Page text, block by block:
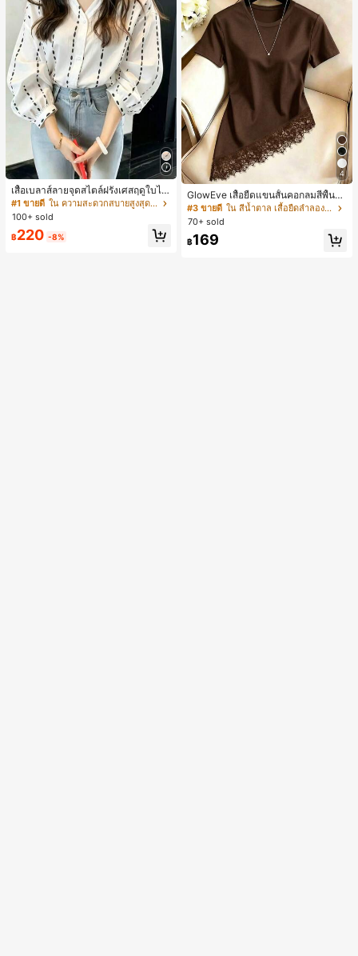
เสื้อเบลาส์ลายจุดสไตล์ฝรั่งเศสฤดูใบไม้
ร่วง, ทรงเข้ารูป, แขนยาวคอวี, สไตล์ให
ม่ฤดูใบไม้ผลิ, ป้องกันแสงแดด, ใส่ไป
ทำงานและลำลอง สีขาว
#1 ขายดี
ใน ความสะดวกสบายสูงสุด เสื้อสตรี เสื้อเบลาส์ & Tee
100+ sold
฿220 -8%
4
GlowEve เสื้อยืดแขนสั้นคอกลมสีพื้นลำ
ลองอเนกประสงค์สำหรับผู้หญิง
#3 ขายดี
ใน สีน้ำตาล เสื้อยืดลำลองพื้นฐาน
70+ sold
฿169